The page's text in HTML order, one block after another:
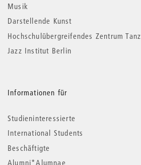
Musik
Darstellende Kunst
Hochschulübergreifendes Zentrum Tanz
Jazz Institut Berlin
Informationen für
Studieninteressierte
International Students
Beschäftigte
Alumni*Alumnae